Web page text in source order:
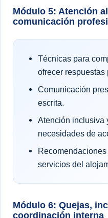
Módulo 5: Atención
comunicación
Técnicas para
ofrecer respuestas
Comunicación
escrita.
Atención inclusiva
necesidades de
servicios del
Módulo 6: Quejas,
coordinación interna